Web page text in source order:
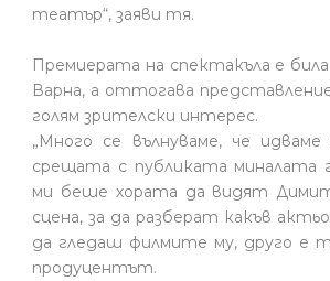
театър“, заяви тя.
Премиерата на спектакъла е
Варна, а оттогава
голям зрителски интерес.
„Много се вълнуваме, че
срещата с публиката миналата
ми беше хората да видят
сцена, за да разберат какъв
да гледаш филмите му, друго е
продуцентът.